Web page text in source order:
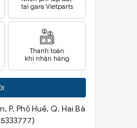
tại gara Vietparts
Thanh toán
khi nhận hàng
P. Phố Huế, Q. Hai Bà